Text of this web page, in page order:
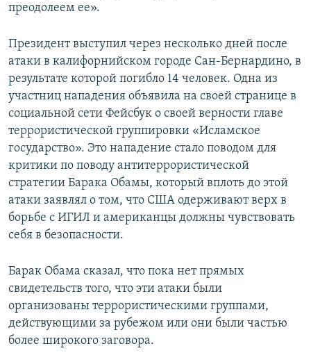
преодолеем ее».
Президент выступил через несколько дней после
атаки в калифорнийском городе Сан-Бернардино, в
результате которой погибло 14 человек. Одна из
участниц нападения объявила на своей странице в
социальной сети Фейсбук о своей верности главе
террористической группировки «Исламское
государство». Это нападение стало поводом для
критики по поводу антитеррористической
стратегии Барака Обамы, который вплоть до этой
атаки заявлял о том, что США одерживают верх в
борьбе с ИГИЛ и американцы должны чувствовать
себя в безопасности.
Барак Обама сказал, что пока нет прямых
свидетельств того, что эти атаки были
организованы террористическими группами,
действующими за рубежом или они были частью
более широкого заговора.